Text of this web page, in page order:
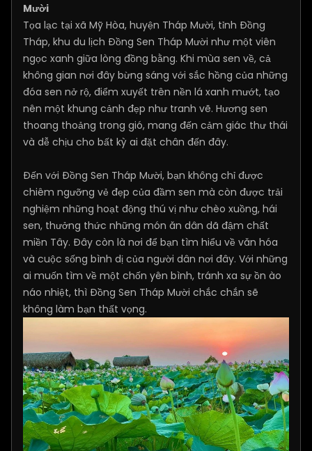
Mười
Tọa lạc tại xã Mỹ Hòa, huyện Tháp Mười, tỉnh Đồng
Tháp, khu du lịch Đồng Sen Tháp Mười như một viên
ngọc xanh giữa lòng đồng bằng. Khi mùa sen về, cả
không gian nơi đây bừng sáng với sắc hồng của những
đóa sen nở rộ, điểm xuyết trên nền lá xanh mướt, tạo
nên một khung cảnh đẹp như tranh vẽ. Hương sen
thoang thoảng trong gió, mang đến cảm giác thư thái
và dễ chịu cho bất kỳ ai đặt chân đến đây.
Đến với Đồng Sen Tháp Mười, bạn không chỉ được
chiêm ngưỡng vẻ đẹp của đầm sen mà còn được trải
nghiệm những hoạt động thú vị như chèo xuồng, hái
sen, thưởng thức những món ăn dân dã đậm chất
miền Tây. Đây còn là nơi để bạn tìm hiểu về văn hóa
và cuộc sống bình dị của người dân nơi đây. Với những
ai muốn tìm về một chốn yên bình, tránh xa sự ồn ào
náo nhiệt, thì Đồng Sen Tháp Mười chắc chắn sẽ
không làm bạn thất vọng.